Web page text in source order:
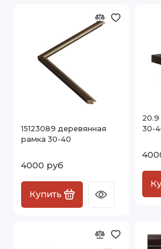
15123089 деревянная
рамка 30-40
4000 руб
Купить
30-